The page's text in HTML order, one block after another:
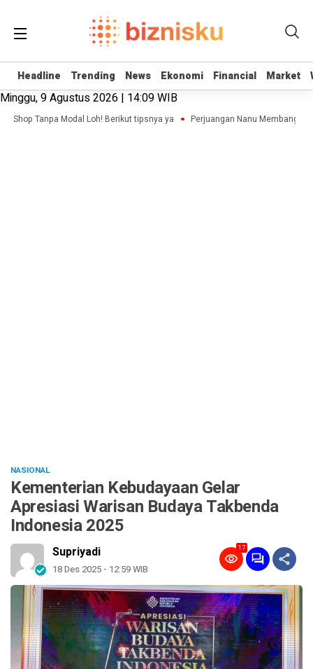
Headline Trending News Ekonomi Financial Market
Headline Trending News Ekonomi Financial Market
Minggu, 9 Agustus 2026 | 14:09 WIB
Tanpa Modal Loh! Berikut tipsnya ya Perjuangan Nanu Membangun
NASIONAL
Kementerian Kebudayaan Gelar
Apresiasi Warisan Budaya Takbenda
Indonesia 2025
Supriyadi
18 Des 2025 - 12:59 WIB
17